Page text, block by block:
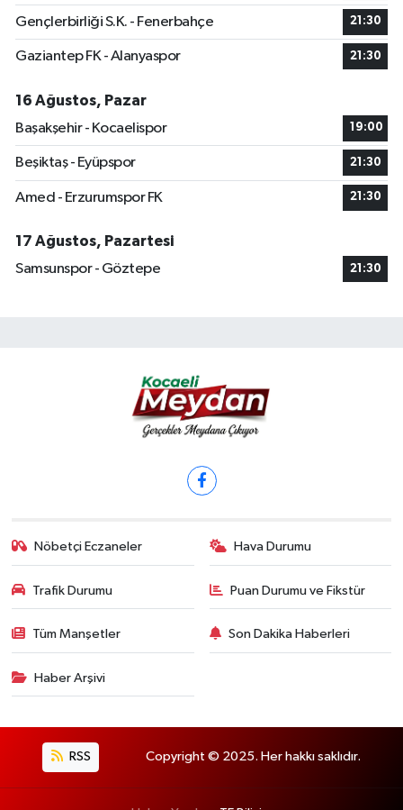
Gençlerbirliği S.K. - Fenerbahçe 21:30
Gaziantep FK - Alanyaspor 21:30
16 Ağustos, Pazar
Başakşehir - Kocaelispor
19:00
Beşiktaş - Eyüpspor 21:30
Amed - Erzurumspor FK 21:30
17 Ağustos, Pazartesi
Samsunspor - Göztepe
21:30
Nöbetçi Eczaneler Hava Durumu
Trafik Durumu Puan Durumu ve Fikstür
Tüm Manşetler Son Dakika Haberleri
Haber Arşivi
RSS Copyright © 2025. Her hakkı saklıdır.